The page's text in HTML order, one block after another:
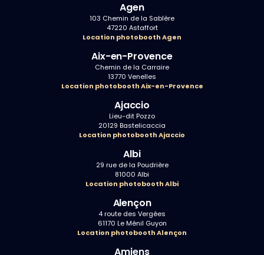
Agen
103 Chemin de la Sablère
47220 Astaffort
Location photobooth Agen
Aix-en-Provence
Chemin de la Carraire
13770 Venelles
Location photobooth Aix-en-Provence
Ajaccio
Lieu-dit Pozzo
20129 Bastelicaccia
Location photobooth Ajaccio
Albi
29 rue de la Poudrière
81000 Albi
Location photobooth Albi
Alençon
4 route des Vergées
61170 Le Ménil Guyon
Location photobooth Alençon
Amiens